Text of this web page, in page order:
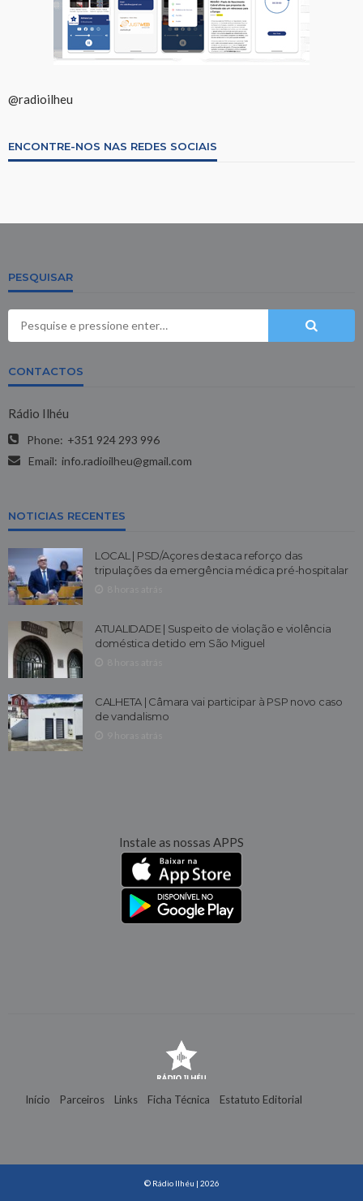
@radioilheu
ENCONTRE-NOS NAS REDES SOCIAIS
PESQUISAR
CONTACTOS
Rádio Ilhéu
Phone: +351 924 293 996
Email: info.radioilheu@gmail.com
NOTICIAS RECENTES
LOCAL | PSD/Açores destaca reforço das
tripulações da emergência médica pré-hospitalar
ATUALIDADE | Suspeito de violação e violência
doméstica detido em São Miguel
CALHETA | Câmara vai participar à PSP novo caso
de vandalismo
Instale as nossas APPS
Início Parceiros Links Ficha Técnica Estatuto Editorial
© Rádio Ilhéu | 2026